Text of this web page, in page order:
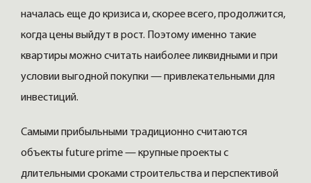
началась еще до кризиса и, скорее всего, продолжится,
когда цены выйдут в рост. Поэтому именно такие
квартиры можно считать наиболее ликвидными и при
условии выгодной покупки — привлекательными для
инвестиций.
Самыми прибыльными традиционно считаются
объекты future prime — крупные проекты с
длительными сроками строительства и перспективой